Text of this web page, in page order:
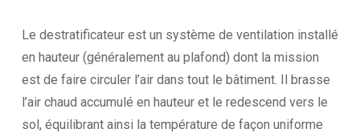
Le destratificateur est un système de ventilation installé
en hauteur (généralement au plafond) dont la mission
est de faire circuler l’air dans tout le bâtiment. Il brasse
l’air chaud accumulé en hauteur et le redescend vers le
sol, équilibrant ainsi la température de façon uniforme